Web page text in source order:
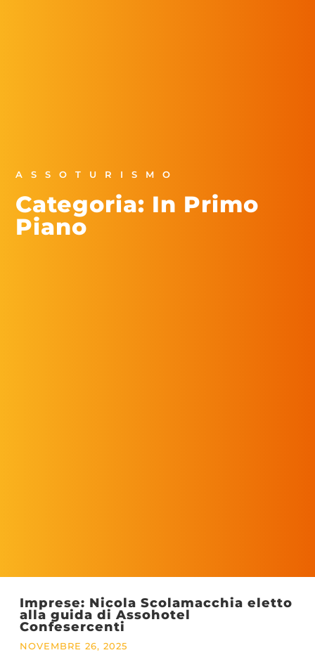
ASSOTURISMO
Categoria: In Primo
Piano
Imprese: Nicola Scolamacchia eletto
alla guida di Assohotel
Confesercenti
NOVEMBRE 26, 2025